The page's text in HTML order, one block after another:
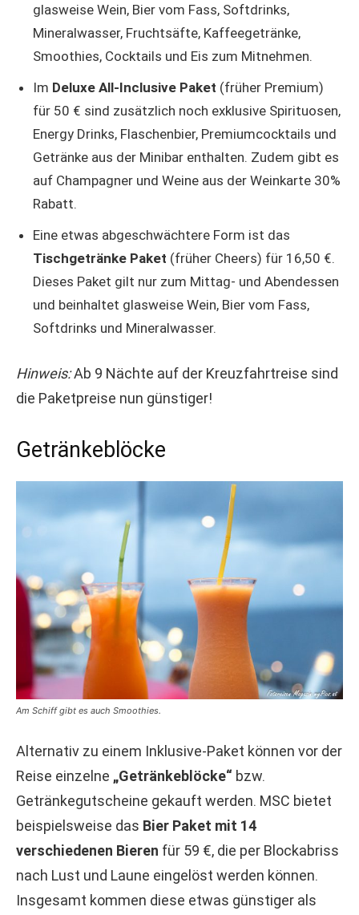
glasweise Wein, Bier vom Fass, Softdrinks,
Mineralwasser, Fruchtsäfte, Kaffeegetränke,
Smoothies, Cocktails und Eis zum Mitnehmen.
Im Deluxe All-Inclusive Paket (früher Premium)
für 50 € sind zusätzlich noch exklusive Spirituosen,
Energy Drinks, Flaschenbier, Premiumcocktails und
Getränke aus der Minibar enthalten. Zudem gibt es
auf Champagner und Weine aus der Weinkarte 30%
Rabatt.
Eine etwas abgeschwächtere Form ist das
Tischgetränke Paket (früher Cheers) für 16,50 €.
Dieses Paket gilt nur zum Mittag- und Abendessen
und beinhaltet glasweise Wein, Bier vom Fass,
Softdrinks und Mineralwasser.
Hinweis:Ab 9 Nächte auf der Kreuzfahrtreise sind
die Paketpreise nun günstiger!
Getränkeblöcke
Am Schiff gibt es auch Smoothies.
Alternativ zu einem Inklusive-Paket können vor der
Reise einzelne „Getränkeblöcke“ bzw.
Getränkegutscheine gekauft werden. MSC bietet
beispielsweise das Bier Paket mit 14
verschiedenen Bieren für 59 €, die per Blockabriss
nach Lust und Laune eingelöst werden können.
Insgesamt kommen diese etwas günstiger als